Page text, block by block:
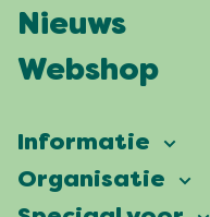
Nieuws
Webshop
Informatie
Vierdaagsefeesten
Veelgestelde vragen
Organisatie
Onze ambitie